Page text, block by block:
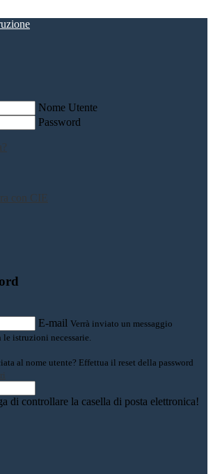
Nome Utente
Password
con CIE
E-mail Verrà inviato un messaggio
istruzioni necessarie.
al nome utente? Effettua il reset della password
di controllare la casella di posta elettronica!